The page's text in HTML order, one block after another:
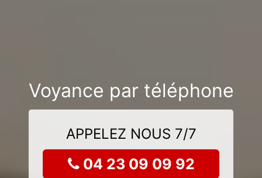
Voyance par téléphone
APPELEZ NOUS 7/7
04 23 09 09 92